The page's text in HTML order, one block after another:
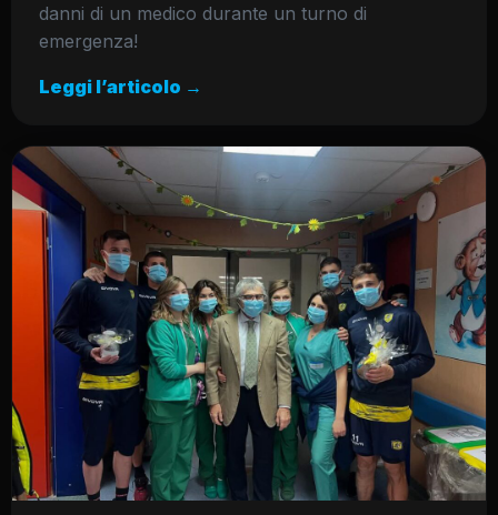
danni di un medico durante un turno di
emergenza!
Leggi l’articolo →